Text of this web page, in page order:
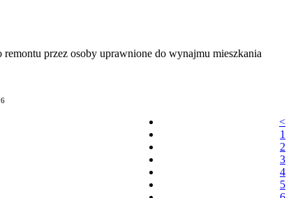
przez osoby uprawnione do wynajmu mieszkania
<
1
2
3
4
5